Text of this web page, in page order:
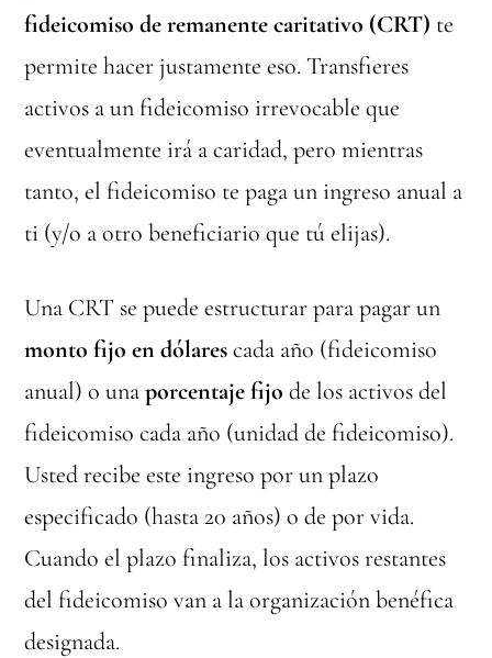
fideicomiso de remanente caritativo (CRT) te
permite hacer justamente eso. Transfieres
activos a un fideicomiso irrevocable que
eventualmente irá a caridad, pero mientras
tanto, el fideicomiso te paga un ingreso anual a
ti (y/o a otro beneficiario que tú elijas).
Una CRT se puede estructurar para pagar un
monto fijo en dólarescada año (fideicomiso
anual) o unaporcentaje fijo de los activos del
fideicomiso cada año (unidad de fideicomiso).
Usted recibe este ingreso por un plazo
especificado (hasta 20 años) o de por vida.
Cuando el plazo finaliza, los activos restantes
del fideicomiso van a la organización benéfica
designada.